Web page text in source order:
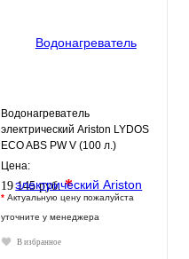
Водонагреватель
электрический Ariston LYDOS
ECO ABS PW V (100 л.)
настенный, ТЭН 2,5 кВт.
Цена:
19 145 руб.*
* Актуальную цену пожалуйста
уточните у менеджера
В избранное